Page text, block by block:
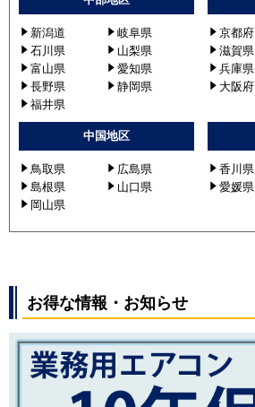
新潟道
岐阜県
石川県
山梨県
富山県
愛知県
長野県
静岡県
福井県
京都府
滋賀県
兵庫県
大阪府
中国地区
鳥取県
広島県
島根県
山口県
岡山県
香川県
愛媛県
お得な情報・お知らせ